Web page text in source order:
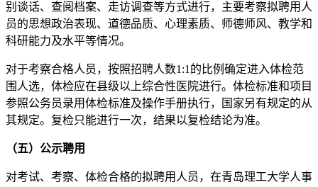
别谈话、查阅档案、走访调查等方式进行，主要考察拟聘用人
员的思想政治表现、道德品质、心理素质、师德师风、教学和
科研能力及水平等情况。
对于考察合格人员，按照招聘人数1:1的比例确定进入体检范
围人选，体检应在县级以上综合性医院进行。体检标准和项目
参照公务员录用体检标准及操作手册执行，国家另有规定的从
其规定。复检只能进行一次，结果以复检结论为准。
（五）公示聘用
对考试、考察、体检合格的拟聘用人员，在青岛理工大学人事